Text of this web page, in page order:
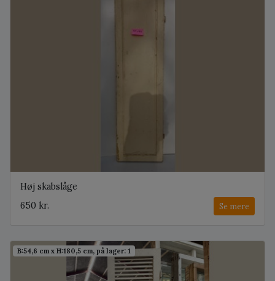
Høj skabslåge
650 kr.
Se mere
B:54,6 cm x H:180,5 cm, på lager: 1